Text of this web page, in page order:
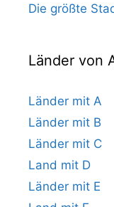
Die größte
Länder von
Länder mit A
Länder mit B
Länder mit C
Land mit D
Länder mit E